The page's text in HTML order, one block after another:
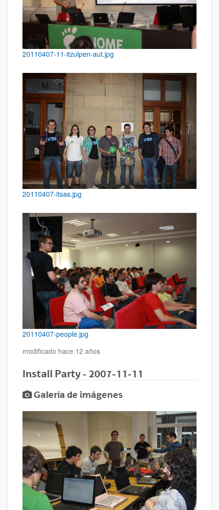
20110407-11-itzulpen-aut.jpg
20110407-itsas.jpg
20110407-people.jpg
modificado hace 12 años
Install Party - 2007-11-11
Galería de imágenes